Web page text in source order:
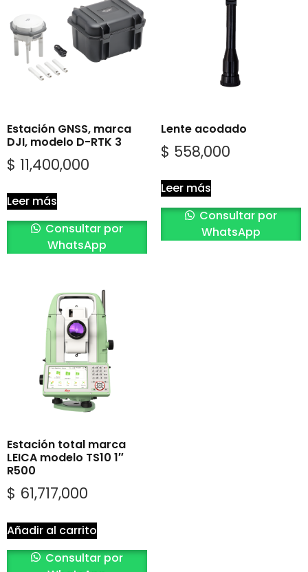
Estación GNSS, marca
DJI, modelo D-RTK 3
$ 11,400,000
Leer más
Consultar por
WhatsApp
Lente acodado
$ 558,000
Leer más
Consultar por
WhatsApp
Estación total marca
LEICA modelo TS10 1″
R500
$ 61,717,000
Añadir al carrito
Consultar por